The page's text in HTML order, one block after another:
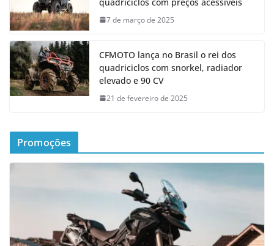
7 de março de 2025
CFMOTO lança no Brasil o rei dos
quadriciclos com snorkel, radiador
elevado e 90 CV
21 de fevereiro de 2025
Promoções